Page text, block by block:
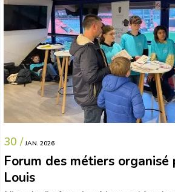
30 / JAN. 2026
Forum des métiers
Louis